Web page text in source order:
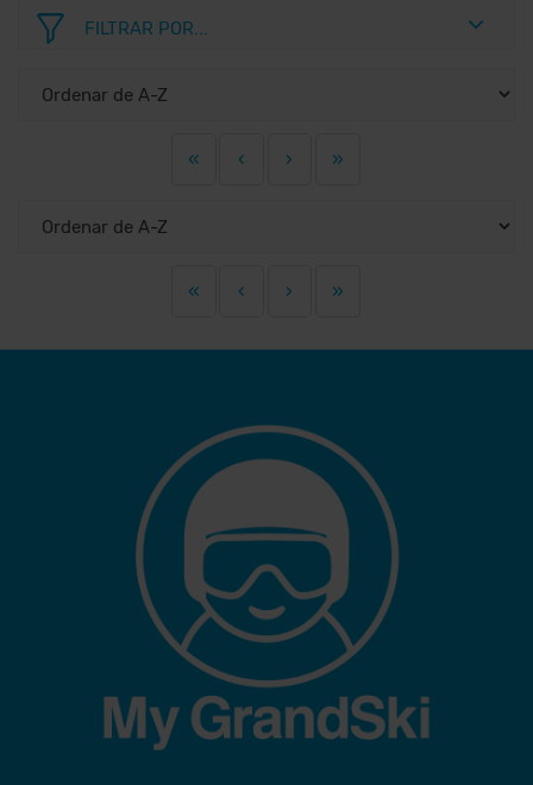
FILTRAR POR...
« ‹ › »
« ‹ › »